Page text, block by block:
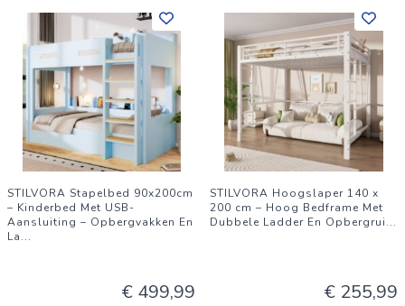
STILVORA Stapelbed 90x200cm
– Kinderbed Met USB-
Aansluiting – Opbergvakken En
La...
€ 499,99
STILVORA Hoogslaper 140 x
200 cm – Hoog Bedframe Met
Dubbele Ladder En Opbergrui...
€ 255,99